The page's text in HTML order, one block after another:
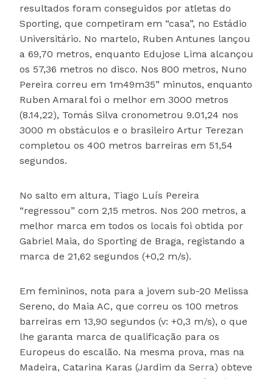
resultados foram conseguidos por atletas do
Sporting, que competiram em “casa”, no Estádio
Universitário. No martelo, Ruben Antunes lançou
a 69,70 metros, enquanto Edujose Lima alcançou
os 57,36 metros no disco. Nos 800 metros, Nuno
Pereira correu em 1m49m35” minutos, enquanto
Ruben Amaral foi o melhor em 3000 metros
(8.14,22), Tomás Silva cronometrou 9.01,24 nos
3000 m obstáculos e o brasileiro Artur Terezan
completou os 400 metros barreiras em 51,54
segundos.
No salto em altura, Tiago Luís Pereira
“regressou” com 2,15 metros. Nos 200 metros, a
melhor marca em todos os locais foi obtida por
Gabriel Maia, do Sporting de Braga, registando a
marca de 21,62 segundos (+0,2 m/s).
Em femininos, nota para a jovem sub-20 Melissa
Sereno, do Maia AC, que correu os 100 metros
barreiras em 13,90 segundos (v: +0,3 m/s), o que
lhe garanta marca de qualificação para os
Europeus do escalão. Na mesma prova, mas na
Madeira, Catarina Karas (Jardim da Serra) obteve